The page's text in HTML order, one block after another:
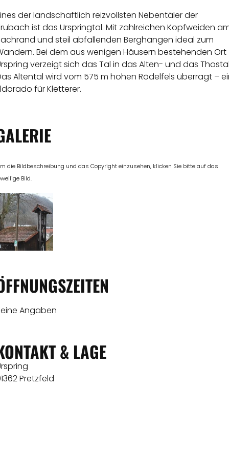
der landschaftlich reizvollsten Nebentäler der
ist das Urspringtal. Mit zahlreichen Kopfweiden
und steil abfallenden Berghängen ideal zum
Bei dem aus wenigen Häusern bestehenden Ort
verzeigt sich das Tal in das Alten- und das
Altental wird vom 575 m hohen Rödelfels überragt –
für Kletterer.
die Bildbeschreibung und das Copyright einzusehen, klicken Sie bitte auf das
Bild.
Angaben
& LAGE
Pretzfeld